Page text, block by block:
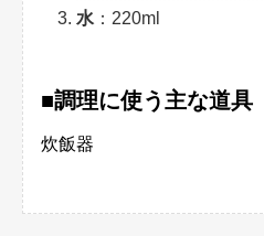
水 ：220ml
■調理に使う主な道具
炊飯器